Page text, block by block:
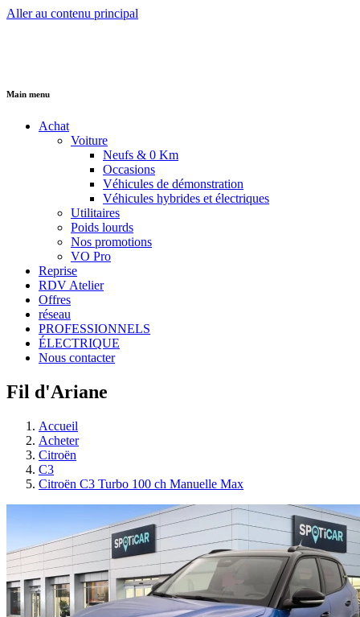
Aller au contenu principal
Main menu
Achat
Voiture
Neufs & 0 Km
Occasions
Véhicules de démonstration
Véhicules hybrides et électriques
Utilitaires
Poids lourds
Nos promotions
VO Pro
Reprise
RDV Atelier
Offres
réseau
PROFESSIONNELS
ÉLECTRIQUE
Nous contacter
Fil d'Ariane
Accueil
Acheter
Citroën
C3
Citroën C3 Turbo 100 ch Manuelle Max